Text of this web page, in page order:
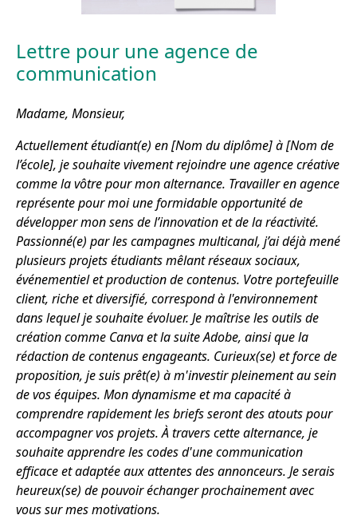
Lettre pour une agence de
communication
Madame, Monsieur,
Actuellement étudiant(e) en [Nom du diplôme] à [Nom de
l’école], je souhaite vivement rejoindre une agence créative
comme la vôtre pour mon alternance. Travailler en agence
représente pour moi une formidable opportunité de
développer mon sens de l’innovation et de la réactivité.
Passionné(e) par les campagnes multicanal, j’ai déjà mené
plusieurs projets étudiants mêlant réseaux sociaux,
événementiel et production de contenus. Votre portefeuille
client, riche et diversifié, correspond à l'environnement
dans lequel je souhaite évoluer. Je maîtrise les outils de
création comme Canva et la suite Adobe, ainsi que la
rédaction de contenus engageants. Curieux(se) et force de
proposition, je suis prêt(e) à m'investir pleinement au sein
de vos équipes. Mon dynamisme et ma capacité à
comprendre rapidement les briefs seront des atouts pour
accompagner vos projets. À travers cette alternance, je
souhaite apprendre les codes d'une communication
efficace et adaptée aux attentes des annonceurs. Je serais
heureux(se) de pouvoir échanger prochainement avec
vous sur mes motivations.